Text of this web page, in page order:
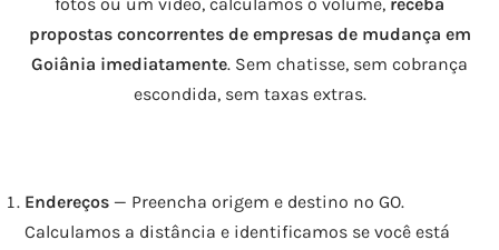
propostas concorrentes de empresas de mudança em
Goiânia imediatamente. Sem chatisse, sem cobrança
escondida, sem taxas extras.
Endereços — Preencha origem e destino no GO.
Calculamos a distância e identificamos se você está